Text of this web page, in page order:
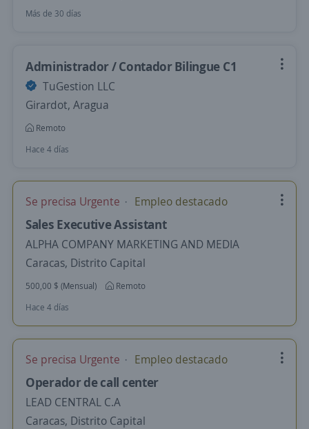
Más de 30 días
Administrador / Contador Bilingue C1
TuGestion LLC
Girardot, Aragua
Remoto
Hace 4 días
Se precisa Urgente Empleo destacado
Sales Executive Assistant
ALPHA COMPANY MARKETING AND MEDIA
Caracas, Distrito Capital
500,00 $ (Mensual)
Remoto
Hace 4 días
Se precisa Urgente Empleo destacado
Operador de call center
LEAD CENTRAL C.A
Caracas, Distrito Capital